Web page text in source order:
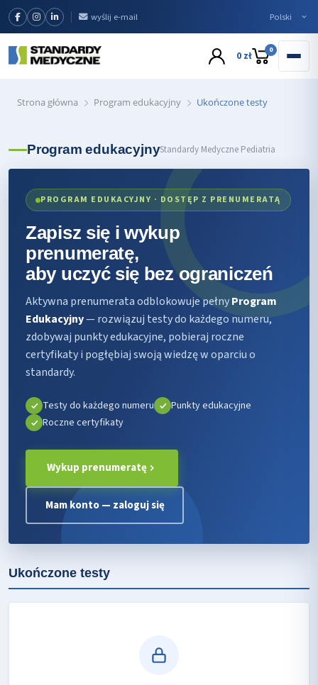
wyślij e-mail
0 zł 0
Strona główna Program edukacyjny Ukończone testy
Program edukacyjnyStandardy Medyczne Pediatria
PROGRAM EDUKACYJNY · DOSTĘP Z PRENUMERATĄ
Zapisz się i wykup
prenumeratę,
aby uczyć się bez ograniczeń
Aktywna prenumerata odblokowuje pełnyProgram
Edukacyjny— rozwiązuj testy do każdego numeru,
zdobywaj punkty edukacyjne, pobieraj roczne
certyfikaty i pogłębiaj swoją wiedzę w oparciu o
standardy.
Testy do każdego numeru
Punkty edukacyjne
Roczne certyfikaty
Wykup prenumeratę
Mam konto — zaloguj się
Ukończone testy